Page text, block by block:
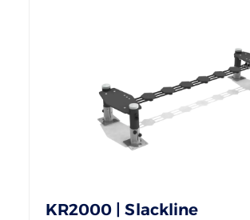
KR2000 | Slackline